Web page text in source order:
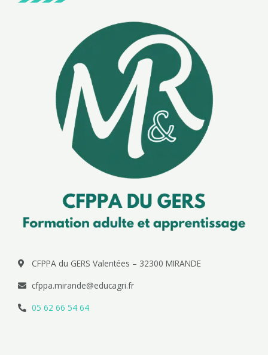
CFPPA du GERS Valentées – 32300 MIRANDE
cfppa.mirande@educagri.fr
05 62 66 54 64